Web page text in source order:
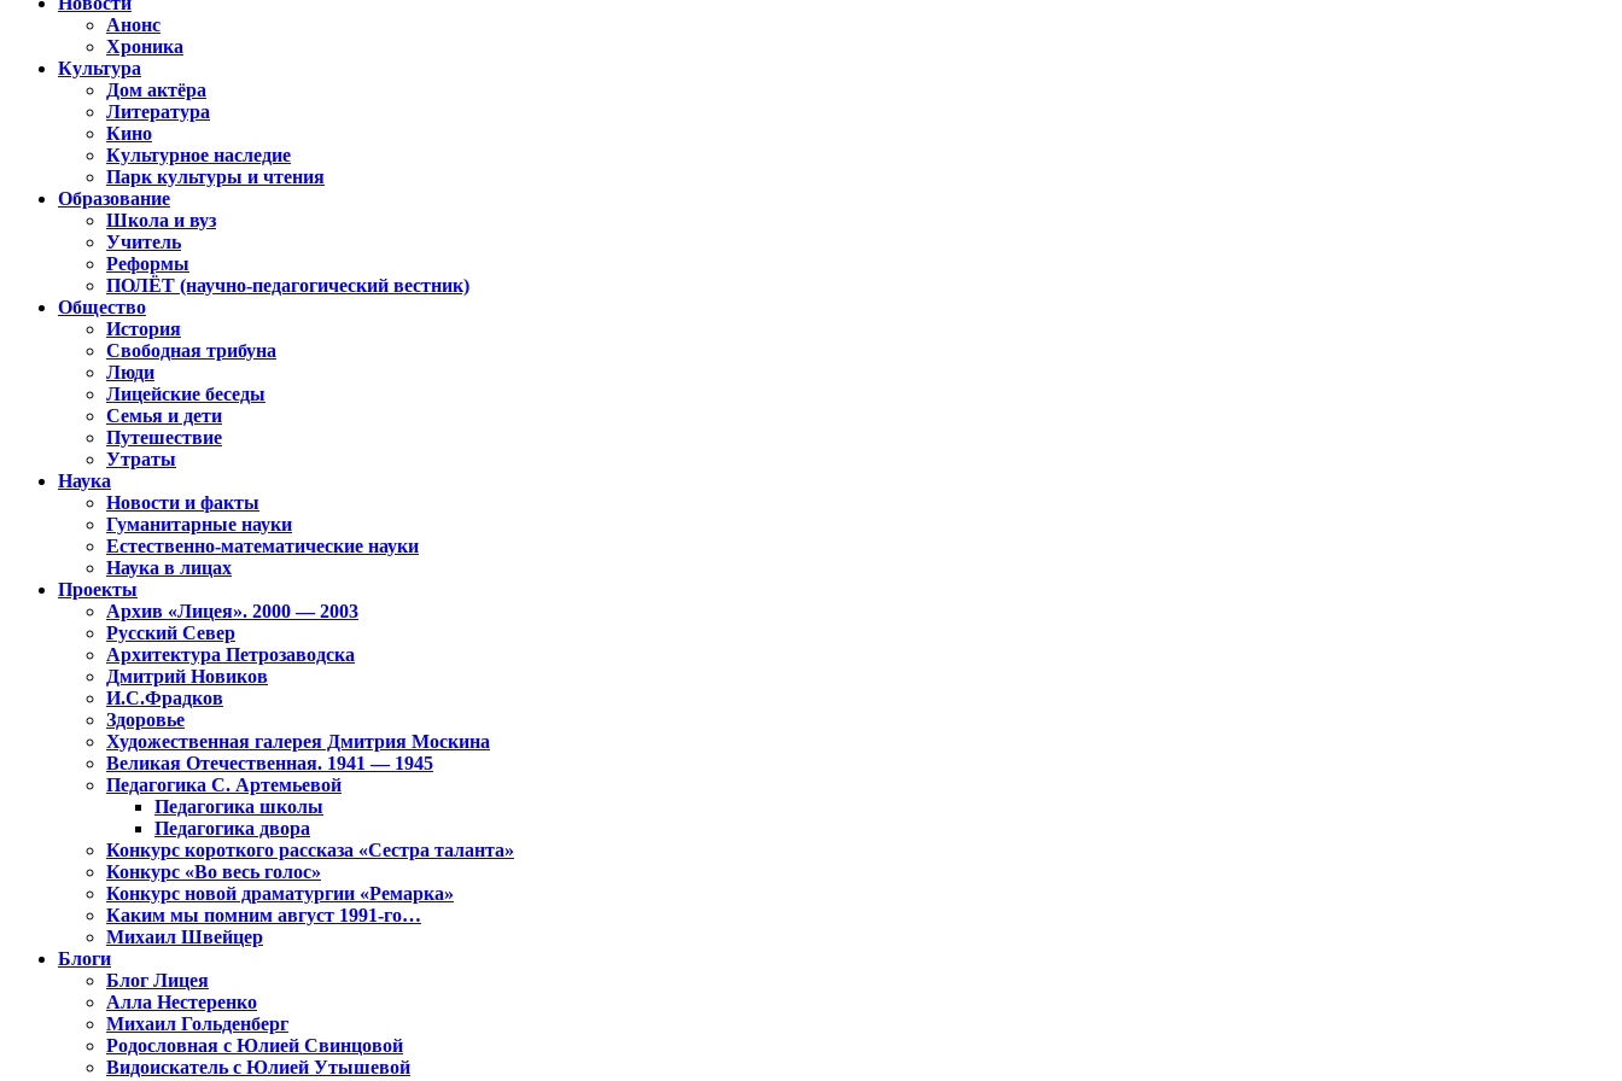
Анонс
Хроника
Культура
Дом актёра
Литература
Кино
Культурное наследие
Парк культуры и чтения
Образование
Школа и вуз
Учитель
Реформы
ПОЛЁТ (научно-педагогический вестник)
Общество
История
Свободная трибуна
Люди
Лицейские беседы
Семья и дети
Путешествие
Утраты
Наука
Новости и факты
Гуманитарные науки
Естественно-математические науки
Наука в лицах
Проекты
Архив «Лицея». 2000 — 2003
Русский Север
Архитектура Петрозаводска
Дмитрий Новиков
И.С.Фрадков
Здоровье
Художественная галерея Дмитрия Москина
Великая Отечественная. 1941 — 1945
Педагогика С. Артемьевой
Педагогика школы
Педагогика двора
Конкурс короткого рассказа «Сестра таланта»
Конкурс «Во весь голос»
Конкурс новой драматургии «Ремарка»
Каким мы помним август 1991-го…
Михаил Швейцер
Блоги
Блог Лицея
Алла Нестеренко
Михаил Гольденберг
Родословная с Юлией Свинцовой
Видоискатель с Юлией Утышевой